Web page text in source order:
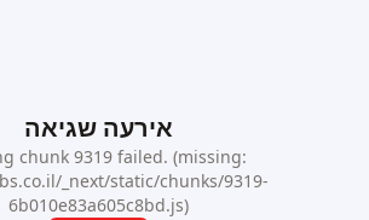
אירעה שגיאה
Loading chunk 9319 failed. (missing:
https://hbs.co.il/_next/static/chunks/9319-
6b010e83a605c8bd.js)